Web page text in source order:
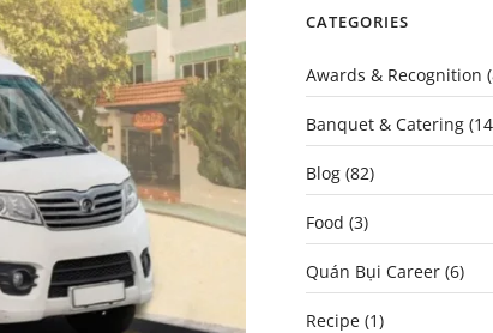
CATEGORIES
Awards & Recognition
Banquet & Catering
Blog (82)
Food (3)
Quán Bụi Career (6)
Recipe (1)